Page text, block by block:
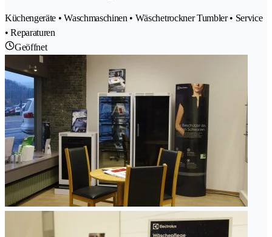
Küchengeräte • Waschmaschinen • Wäschetrockner Tumbler • Service
• Reparaturen
Geöffnet